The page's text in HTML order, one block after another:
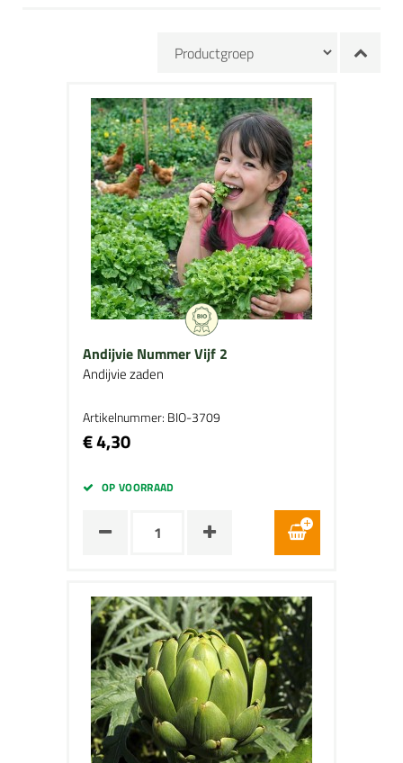
Andijvie Nummer Vijf 2
Andijvie zaden
Artikelnummer: BIO-3709
€ 4,30
OP VOORRAAD